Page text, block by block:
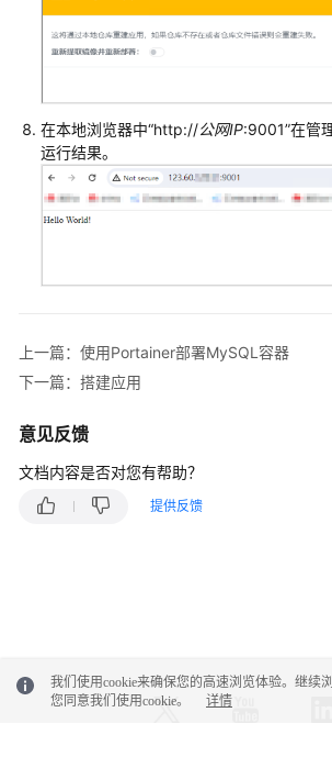
在本地浏览器中“http://公网IP:9001”在管
运行结果。
上一篇：使用Portainer部署MySQL容器
下一篇：搭建应用
意见反馈
文档内容是否对您有帮助？
提供反馈
我们使用cookie来确保您的高速浏览体验。继续
您同意我们使用cookie。
详情